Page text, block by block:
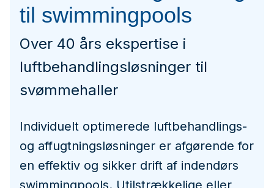
til swimmingpools
Over 40 års ekspertise i
luftbehandlingsløsninger til
svømmehaller
Individuelt optimerede luftbehandlings-
og affugtningsløsninger er afgørende for
en effektiv og sikker drift af indendørs
swimmingpools. Utilstrækkelige eller